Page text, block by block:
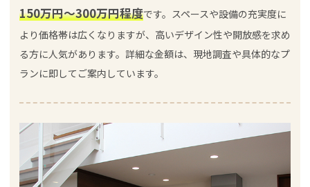
150万円～300万円程度です。スペースや設備の充実度に
より価格帯は広くなりますが、高いデザイン性や開放感を求め
る方に人気があります。詳細な金額は、現地調査や具体的なプ
ランに即してご案内しています。